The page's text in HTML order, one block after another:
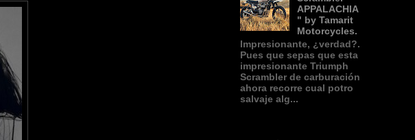
APPALACHIA
" by Tamarit
Motorcycles.
Impresionante, ¿verdad?.
Pues que sepas que esta
impresionante Triumph
Scrambler de carburación
ahora recorre cual potro
salvaje alg...